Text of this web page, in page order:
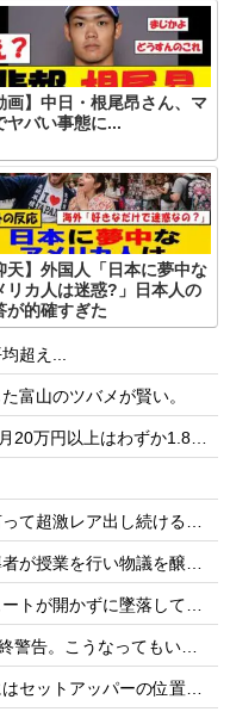
画】中日・根尾昂さん、マ
ヤバい事態に...
天】外国人「日本に夢中な
リカ人は迷惑?」日本人の
が的確すぎた
超え...
富山のツバメが賢い。
割、高齢夫婦は毎月4.2万円の赤字に
激レア出し続ける脳キンw
醸す！ #大阪 #イスラム教 #モスク
開かずに墜落してしまう。
。こうなってもいい？」
の位置が一番合うてる」←おーん